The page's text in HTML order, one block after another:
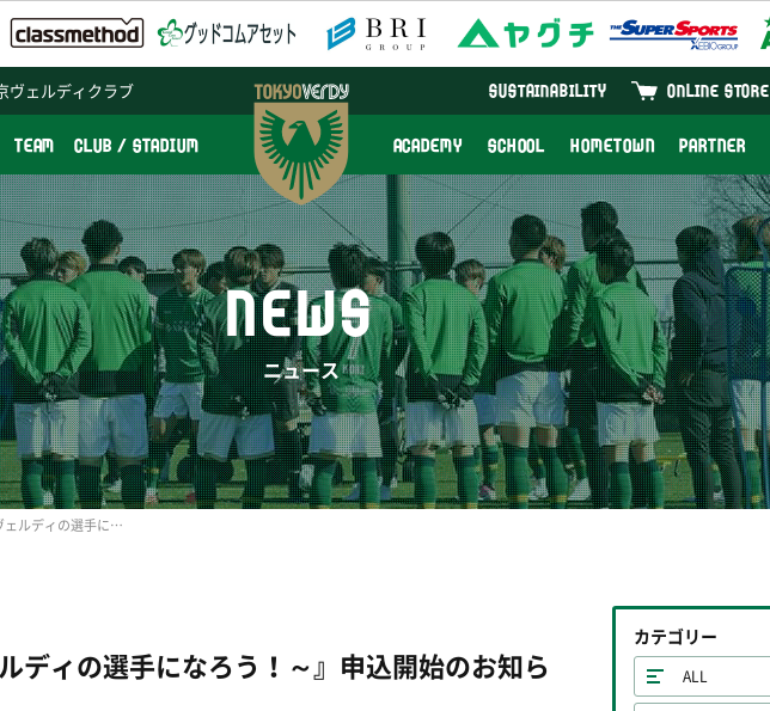
ヴェルディクラブ ONLINE STORE
SUSTAINABILITY
TEAM CLUB / STADIUM ACADEMY SCHOOL HOMETOWN PARTNER
NEWS
ニュース
『VERS 2019～東京ヴェルディの選手になろう！～』申込開始のお知らせ
ディの選手になろう！～』申込開始のお知ら
カテゴリー
ALL